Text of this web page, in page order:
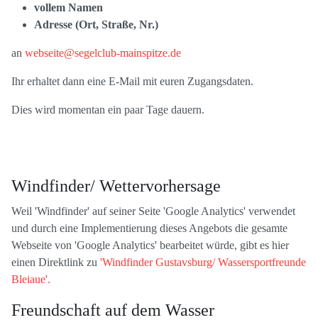
vollem Namen
Adresse (Ort, Straße, Nr.)
an webseite@segelclub-mainspitze.de
Ihr erhaltet dann eine E-Mail mit euren Zugangsdaten.
Dies wird momentan ein paar Tage dauern.
Windfinder/ Wettervorhersage
Weil 'Windfinder' auf seiner Seite 'Google Analytics' verwendet
und durch eine Implementierung dieses Angebots die gesamte
Webseite von 'Google Analytics' bearbeitet würde, gibt es hier
einen Direktlink zu 'Windfinder Gustavsburg/ Wassersportfreunde
Bleiaue'.
Freundschaft auf dem Wasser